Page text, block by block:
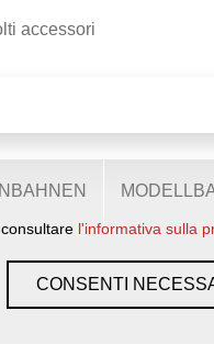
accessori
sono necessari per il
ci aiutano a
anonimi.
l'informativa sulla
CONSENTI